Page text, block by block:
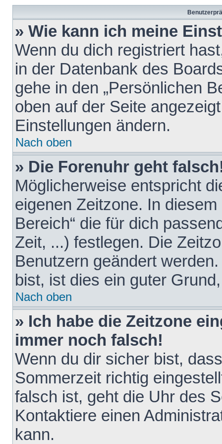
» Wie kann ich meine
Wenn du dich registriert
in der Datenbank des
gehe in den „Persönlichen
oben auf der Seite
Einstellungen ändern.
Nach oben
» Die Forenuhr geht
Möglicherweise entspricht
eigenen Zeitzone. In
Bereich“ die für dich
Zeit, ...) festlegen. Die
Benutzern geändert
bist, ist dies ein guter
Nach oben
» Ich habe die Zeitzone
immer noch falsch!
Wenn du dir sicher bist,
Sommerzeit richtig
falsch ist, geht die Uhr des
Kontaktiere einen
kann.